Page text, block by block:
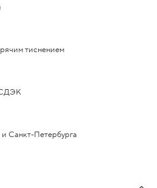
тиснением
СДЭК
и Санкт-Петербурга